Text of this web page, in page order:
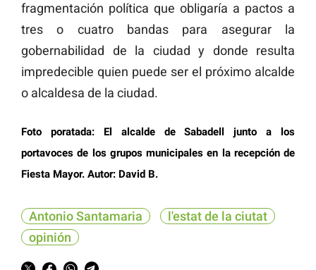
fragmentación política que obligaría a pactos a
tres o cuatro bandas para asegurar la
gobernabilidad de la ciudad y donde resulta
impredecible quien puede ser el próximo alcalde
o alcaldesa de la ciudad.
Foto poratada: El alcalde de Sabadell junto a los
portavoces de los grupos municipales en la recepción de
Fiesta Mayor. Autor: David B.
Antonio Santamaria
l'estat de la ciutat
opinión